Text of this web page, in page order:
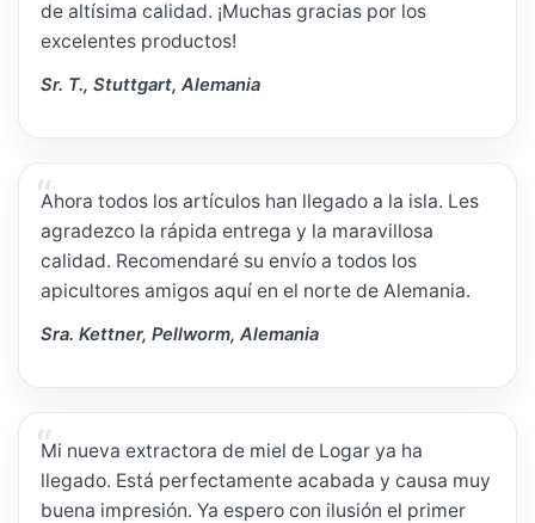
de altísima calidad. ¡Muchas gracias por los
excelentes productos!
Sr. T., Stuttgart, Alemania
Ahora todos los artículos han llegado a la isla. Les
agradezco la rápida entrega y la maravillosa
calidad. Recomendaré su envío a todos los
apicultores amigos aquí en el norte de Alemania.
Sra. Kettner, Pellworm, Alemania
Mi nueva extractora de miel de Logar ya ha
llegado. Está perfectamente acabada y causa muy
buena impresión. Ya espero con ilusión el primer